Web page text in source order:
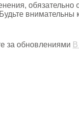
обязательно
за обновлениями